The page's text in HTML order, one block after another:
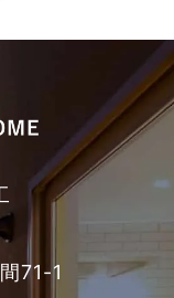
71-1